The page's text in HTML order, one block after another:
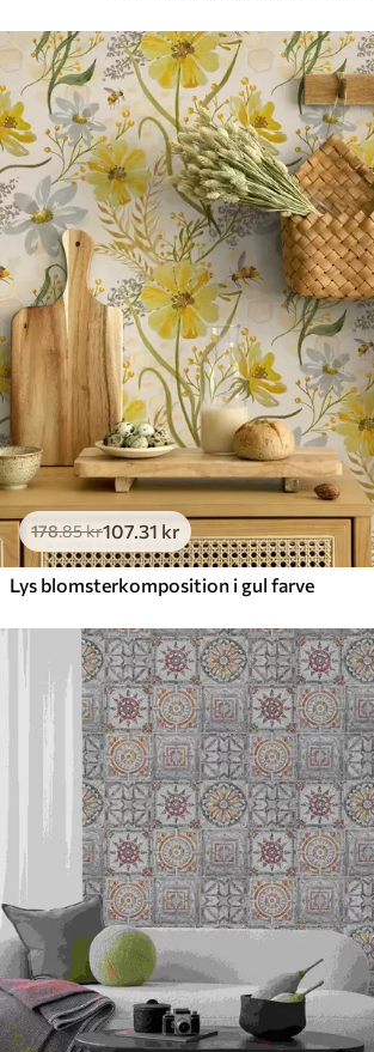
blød svamp. Tapeter
rengøres med vand.
Anvendelsesmetode Problemfri anvendelse
Tilgængelige materialer
Standard
365 .00219.00kr/m²
Premium
448 .33 269.00kr/m²
Premium vinyl
516.67310.00kr/m²
178.85kr107.31 kr
Lys blomsterkomposition i gul farve